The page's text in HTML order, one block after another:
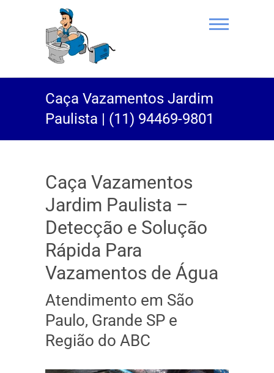
(11) 94469-
9801 |
Desentupidora
Rei do Esgoto
Caça Vazamentos Jardim
Paulista | (11) 94469-9801
Caça Vazamentos
Jardim Paulista –
Detecção e Solução
Rápida Para
Vazamentos de Água
Atendimento em São
Paulo, Grande SP e
Região do ABC